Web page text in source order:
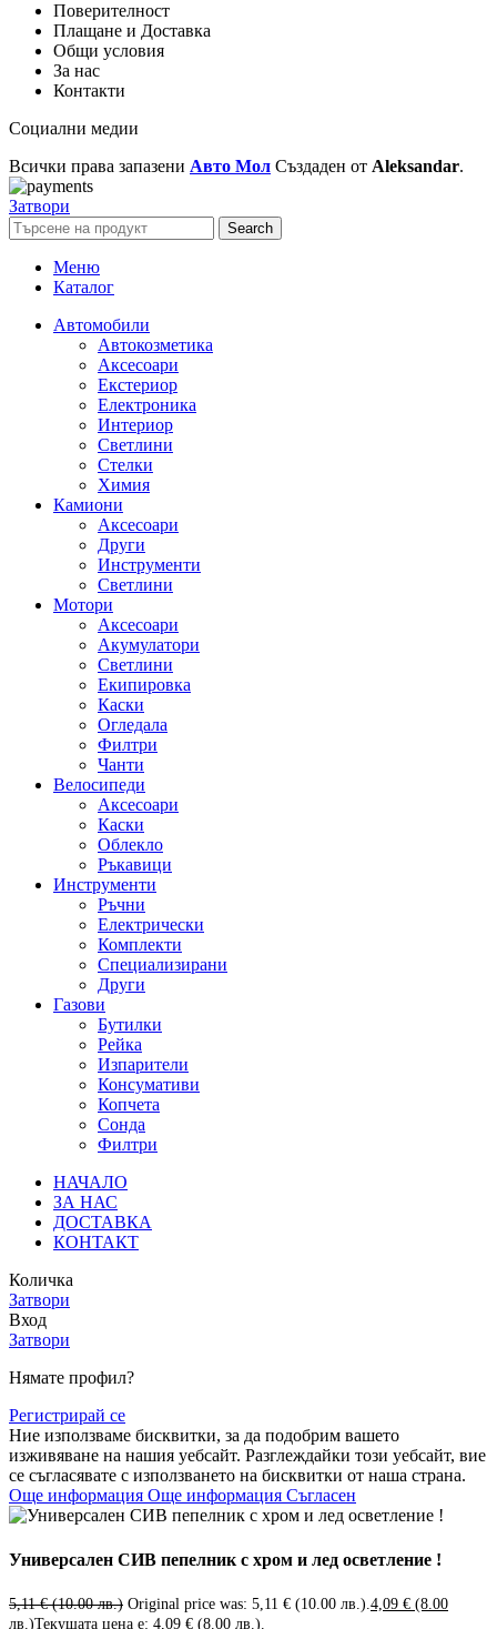
Поверителност
Плащане и Доставка
Общи условия
За нас
Контакти
Социални медии
Всички права запазени Авто Мол Създаден от Aleksandar.
Затвори
Search
Меню
Каталог
Автомобили
Автокозметика
Аксесоари
Екстериор
Електроника
Интериор
Светлини
Стелки
Химия
Камиони
Аксесоари
Други
Инструменти
Светлини
Мотори
Аксесоари
Акумулатори
Светлини
Екипировка
Каски
Огледала
Филтри
Чанти
Велосипеди
Аксесоари
Каски
Облекло
Ръкавици
Инструменти
Ръчни
Електрически
Комплекти
Специализирани
Други
Газови
Бутилки
Рейка
Изпарители
Консумативи
Копчета
Сонда
Филтри
НАЧАЛО
ЗА НАС
ДОСТАВКА
КОНТАКТ
Количка
Затвори
Вход
Затвори
Нямате профил?
Регистрирай се
Ние използваме бисквитки, за да подобрим вашето
изживяване на нашия уебсайт. Разглеждайки този уебсайт, вие
се съгласявате с използването на бисквитки от наша страна.
Още информация Още информация Съгласен
Универсален СИВ пепелник с хром и лед осветление !
5,11€ (10.00 лв.) Original price was: 5,11 € (10.00 лв.). 4,09 € (8.00
лв.)Текущата цена е: 4,09 € (8.00 лв.).